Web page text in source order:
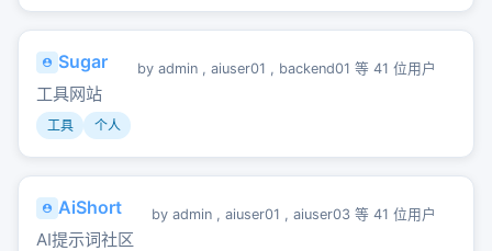
Sugar by admin , aiuser01 , backend01 等 41 位用户
工具网站
工具 个人
AiShort by admin , aiuser01 , aiuser03 等 41 位用户
AI提示词社区